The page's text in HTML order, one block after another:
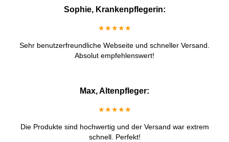
Sophie, Krankenpflegerin:
★★★★★
Sehr benutzerfreundliche Webseite und schneller Versand.
Absolut empfehlenswert!
Max, Altenpfleger:
★★★★★
Die Produkte sind hochwertig und der Versand war extrem
schnell. Perfekt!